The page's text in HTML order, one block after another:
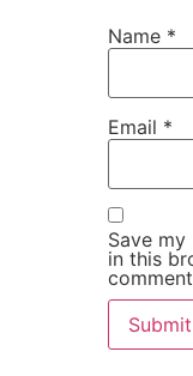
Name *
Email *
Save my
in this